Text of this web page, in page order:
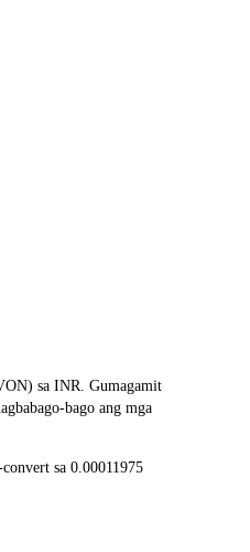
sa INR. Gumagamit
bago ang mga
sa 0.00011975